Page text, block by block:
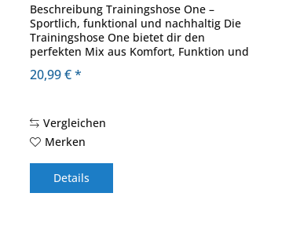
Beschreibung Trainingshose One –
Sportlich, funktional und nachhaltig Die
Trainingshose One bietet dir den
perfekten Mix aus Komfort, Funktion und
eine optimale Passform und maximale...
20,99 € *
Vergleichen
Merken
Details